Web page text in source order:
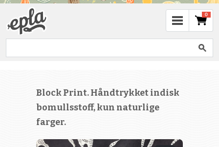
0
Block Print. Håndtrykket indisk
bomullsstoff, kun naturlige
farger.